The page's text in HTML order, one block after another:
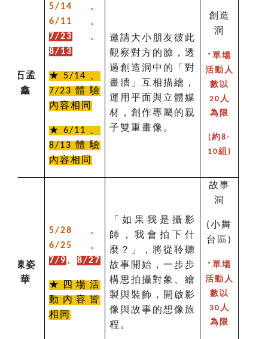
石孟
鑫
5/14 、
6/11 、
7/23 、
8/13
★5/14、
7/23體驗
內容相同
★6/11、
8/13體驗
內容相同
邀請大小朋友彼此
觀察對方的臉，透
過創造洞中的「對
畫牆」互相描繪，
運用平面與立體媒
材，創作專屬的親
子雙重畫像。
創造
洞
*單場
活動人
數以
20人
為限
(約8-
10組)
陳姿
華
5/28 、
6/25 、
7/9、 8/27
★四場活
動內容皆
相同
「如果我是攝影
師，我會拍下什
麼？」，將從聆聽
故事開始，一步步
構思拍攝對象、繪
製與裝飾，開啟影
像與故事的想像旅
程。
故事
洞
(小舞
台區 )
*單場
活動人
數以
30人
為限